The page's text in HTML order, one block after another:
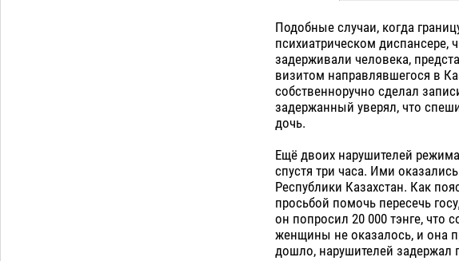
Подобные случаи, когда
психиатрическом диспансере,
задерживали человека,
визитом направлявшегося в
собственноручно сделал
задержанный уверял, что
дочь.
Ещё двоих нарушителей
спустя три часа. Ими
Республики Казахстан. Как
просьбой помочь пересечь
он попросил 20 000 тэнге, что
женщины не оказалось, и она
дошло, нарушителей задержал